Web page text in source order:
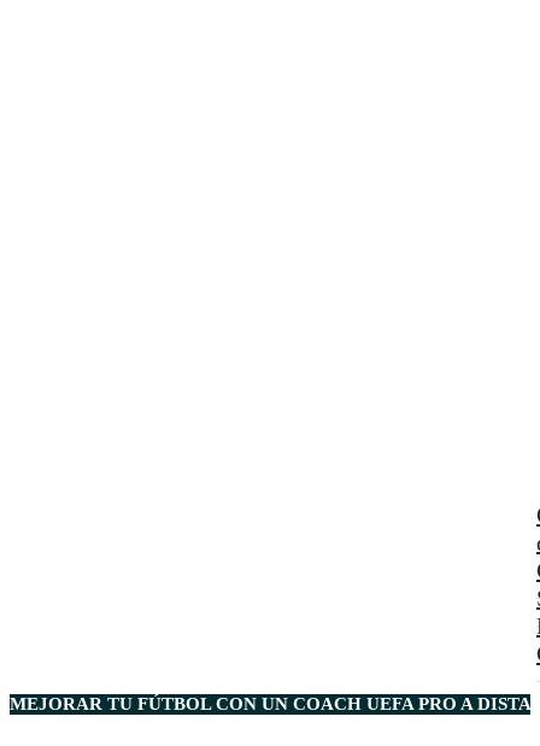
MEJORAR TU FÚTBOL CON UN COACH UEFA PRO A